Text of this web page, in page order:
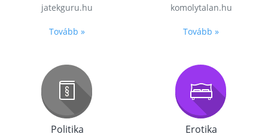
jatekguru.hu
Tovább »
komolytalan.hu
Tovább »
Politika Erotika